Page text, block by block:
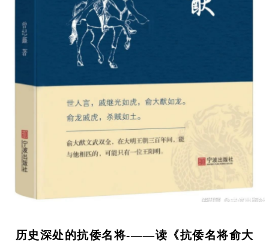
历史深处的抗倭名将-——读《抗倭名将俞大